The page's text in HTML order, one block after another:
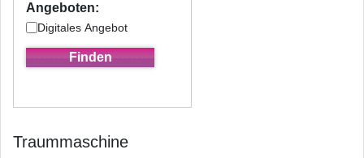
Angeboten:
Digitales Angebot
Traummaschine